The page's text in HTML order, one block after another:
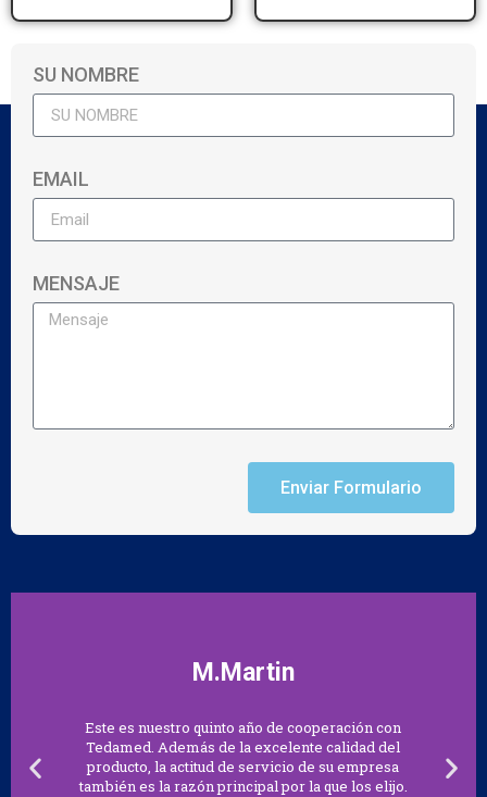
SU NOMBRE
EMAIL
MENSAJE
Enviar Formulario
M.Martin
Este es nuestro quinto año de cooperación con
Tedamed. Además de la excelente calidad del
producto, la actitud de servicio de su empresa
también es la razón principal por la que los elijo.